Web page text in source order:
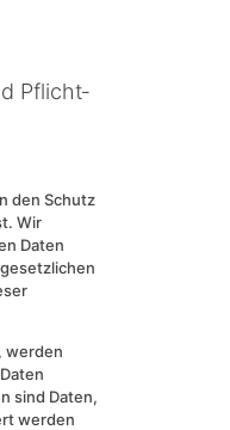
Pflicht­
den Schutz
Wir
Daten
werden
sind Daten,
werden